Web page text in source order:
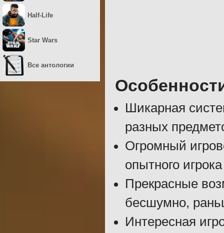
Шикарная
разных
Огромный
опытного
Прекрасные
бесшумно,
Интересная
Half-Life
Star Wars
Все антологии